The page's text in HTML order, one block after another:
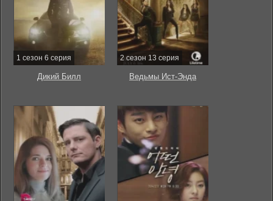
1 сезон 6 серия
Дикий Билл
2 сезон 13 серия
Ведьмы Ист-Энда